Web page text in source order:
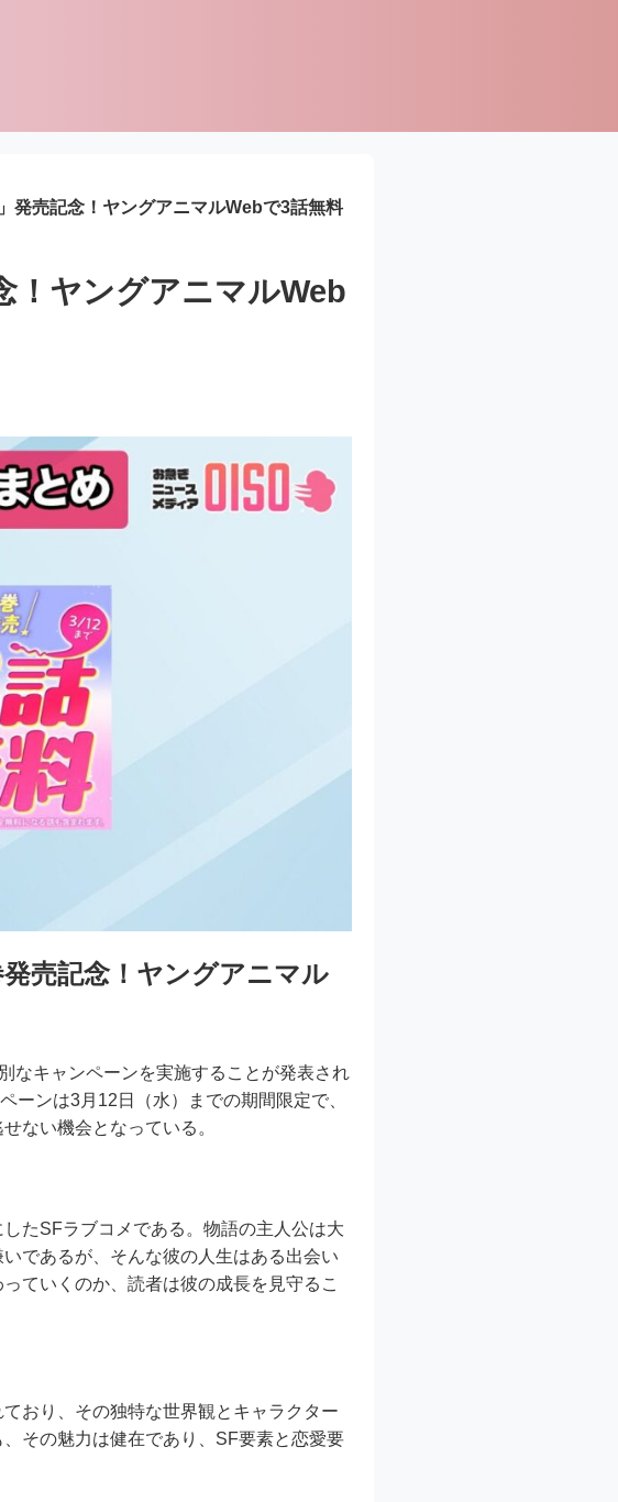
発売記念！ヤングアニマルWebで3話無料
！ヤングアニマルWeb
売記念！ヤングアニマル
なキャンペーンを実施することが発表され
ーンは3月12日（水）までの期間限定で、
ない機会となっている。
たSFラブコメである。物語の主人公は大
であるが、そんな彼の人生はある出会い
ていくのか、読者は彼の成長を見守るこ
おり、その独特な世界観とキャラクター
その魅力は健在であり、SF要素と恋愛要